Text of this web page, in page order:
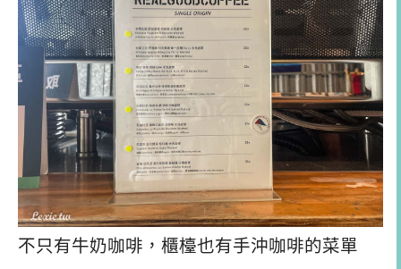
不只有牛奶咖啡，櫃檯也有手沖咖啡的菜單